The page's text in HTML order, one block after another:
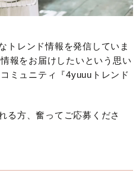
トレンド情報を発信していま
報をお届けしたいという思い
ミュニティ『4yuuuトレンド
る方、奮ってご応募くださ